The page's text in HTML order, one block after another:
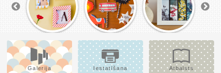
Galerija Iestatīšana Atbalsts